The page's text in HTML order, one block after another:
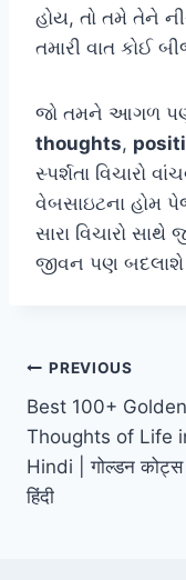
હોય, તો તમે તેને
તમારી વાત કોઈ
જો તમને આગળ
thoughts,
સ્પર્શતા વિચારો
વેબસાઇટના હોમ
સારા વિચારો
જીવન પણ બદલાશે
Post
navigation
PREVIOUS
Best 100+ Golden
Thoughts of Life
Hindi | गोल्डन
हिंदी